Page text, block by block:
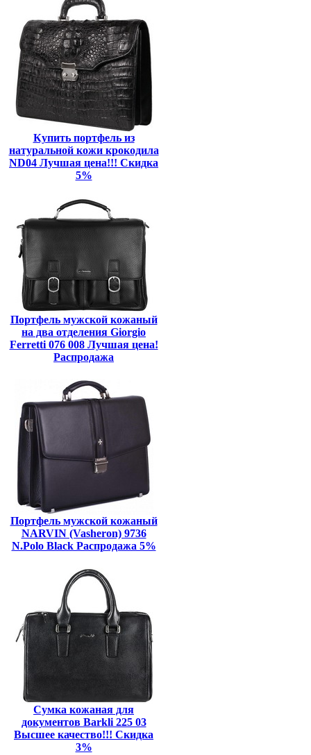
Купить портфель из
натуральной кожи крокодила
ND04 Лучшая цена!!! Скидка
5%
Портфель мужской кожаный
на два отделения Giorgio
Ferretti 076 008 Лучшая цена!
Распродажа
Портфель мужской кожаный
NARVIN (Vasheron) 9736
N.Polo Black Распродажа 5%
Сумка кожаная для
документов Barkli 225 03
Высшее качество!!! Скидка
3%